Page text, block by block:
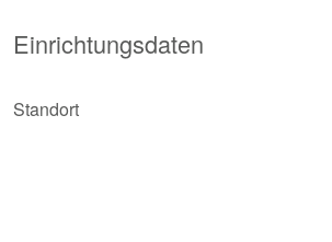
Einrichtungsdaten
Standort